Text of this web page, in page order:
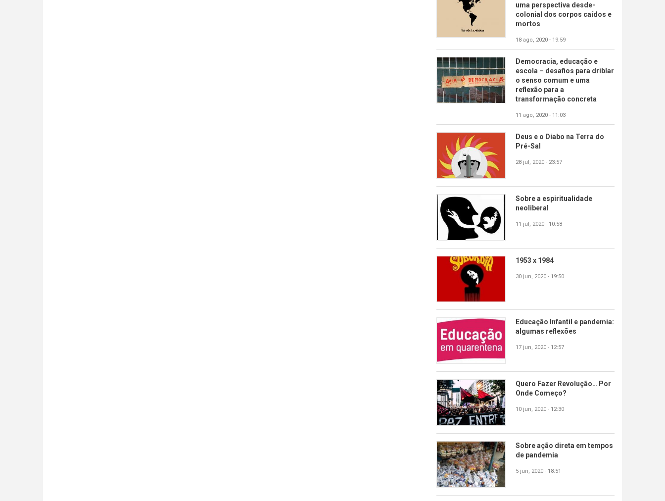
uma perspectiva desde-
colonial dos corpos caídos e
mortos
18 ago, 2020 - 19:59
Democracia, educação e
escola – desafios para driblar
o senso comum e uma
reflexão para a
transformação concreta
11 ago, 2020 - 11:03
Deus e o Diabo na Terra do
Pré-Sal
28 jul, 2020 - 23:57
Sobre a espiritualidade
neoliberal
11 jul, 2020 - 10:58
1953 x 1984
30 jun, 2020 - 19:50
Educação Infantil e pandemia:
algumas reflexões
17 jun, 2020 - 12:57
Quero Fazer Revolução… Por
Onde Começo?
10 jun, 2020 - 12:30
Sobre ação direta em tempos
de pandemia
5 jun, 2020 - 18:51